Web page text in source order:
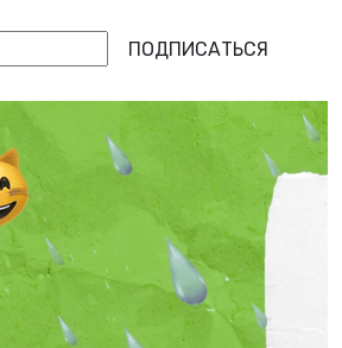
ПОДПИСАТЬСЯ